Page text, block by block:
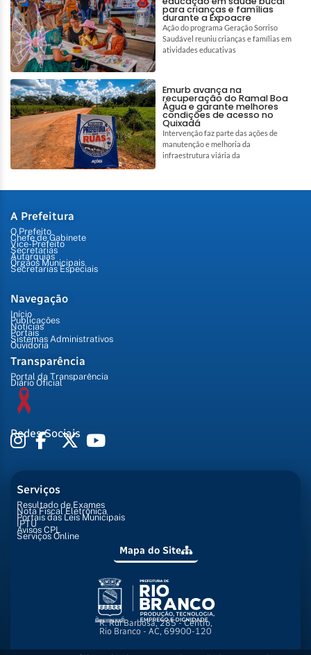
para crianças e famílias
durante a Expoacre
Ação do programa Geração Sorriso
Saudável reuniu crianças e famílias em
atividades educativas
Emurb avança na
recuperação do Ramal Boa
Água e garante melhores
condições de acesso no
Quixadá
Intervenção faz parte das ações de
manutenção e melhoria da
infraestrutura viária da
A Prefeitura
O Prefeito
Chefe de Gabinete
Vice-Prefeito
Secretarias
Autarquias
Órgãos Municipais
Secretarias Especiais
Navegação
Início
Publicações
Notícias
Portais
Sistemas Administrativos
Ouvidoria
Transparência
Portal da Transparência
Diário Oficial
Redes Sociais
Serviços
Resultado de Exames
Nota Fiscal Eletrônica
Portais das Leis Municipais
IPTU
Avisos CPL
Serviços Online
Mapa do Site
R. Rui Barbosa, 285 - Centro,
Rio Branco - AC, 69900-120